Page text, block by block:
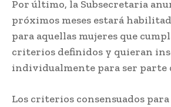
Por último, la Subsecretaria
próximos meses estará
para aquellas mujeres que
criterios definidos y quieran
individualmente para ser parte
Los criterios consensuados